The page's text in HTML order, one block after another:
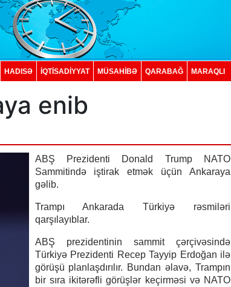
HADISƏ İQTISADIYYAT MÜSAHİBƏ QARABAĞ MARAQLI
enib
ABŞ Prezidenti Donald Trump NATO
Sammitində iştirak etmək üçün Ankaraya
gəlib.
Trampı Ankarada Türkiyə rəsmiləri
qarşılayıblar.
ABŞ prezidentinin sammit çərçivəsində
Türkiyə Prezidenti Recep Tayyip Erdoğan ilə
görüşü planlaşdırılır. Bundan əlavə, Trampın
bir sıra ikitərəfli görüşlər keçirməsi və NATO